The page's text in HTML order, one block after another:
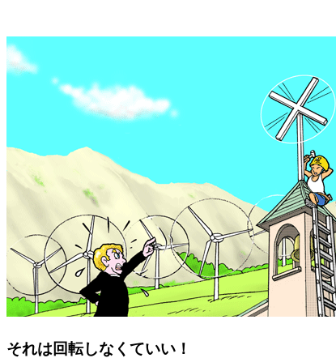
それは回転しなくていい！